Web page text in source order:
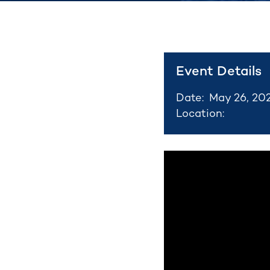
Event Details
Date:
May 26,
Location: